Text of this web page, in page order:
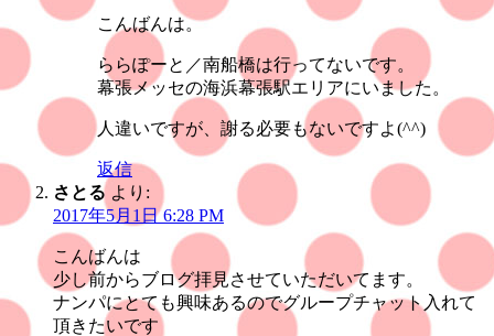
こんばんは。
ららぽーと／南船橋は行ってないです。
幕張メッセの海浜幕張駅エリアにいました。
人違いですが、謝る必要もないですよ(^^)
返信
さとる より:
2017年5月1日 6:28 PM
こんばんは
少し前からブログ拝見させていただいてます。
ナンパにとても興味あるのでグループチャット入れて
頂きたいです